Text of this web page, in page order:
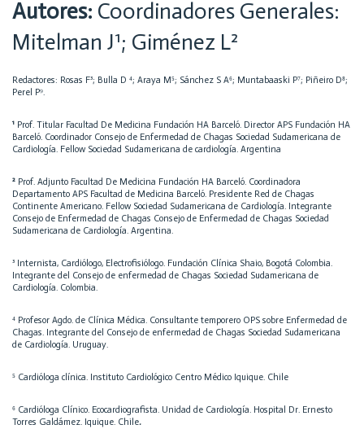
Autores: Coordinadores Generales:
Mitelman J¹; Giménez L²
Redactores: Rosas F³; Bulla D ⁴; Araya M⁵; Sánchez S A⁶; Muntabaaski P⁷; Piñeiro D⁸;
Perel P⁹.
¹ Prof. Titular Facultad De Medicina Fundación HA Barceló. Director APS Fundación HA
Barceló. Coordinador Consejo de Enfermedad de Chagas Sociedad Sudamericana de
Cardiología. Fellow Sociedad Sudamericana de cardiología. Argentina
² Prof. Adjunto Facultad De Medicina Fundación HA Barceló. Coordinadora
Departamento APS Facultad de Medicina Barceló. Presidente Red de Chagas
Continente Americano. Fellow Sociedad Sudamericana de Cardiología. Integrante
Consejo de Enfermedad de Chagas Consejo de Enfermedad de Chagas Sociedad
Sudamericana de Cardiología. Argentina.
³ Internista, Cardiólogo, Electrofisiólogo. Fundación Clínica Shaio, Bogotá Colombia.
Integrante del Consejo de enfermedad de Chagas Sociedad Sudamericana de
Cardiología. Colombia.
⁴ Profesor Agdo. de Clínica Médica. Consultante temporero OPS sobre Enfermedad de
Chagas. Integrante del Consejo de enfermedad de Chagas Sociedad Sudamericana
de Cardiología. Uruguay.
⁵ Cardióloga clínica. Instituto Cardiológico Centro Médico Iquique. Chile
⁶ Cardióloga Clínico. Ecocardiografista. Unidad de Cardiología. Hospital Dr. Ernesto
Torres Galdámez. Iquique. Chile.